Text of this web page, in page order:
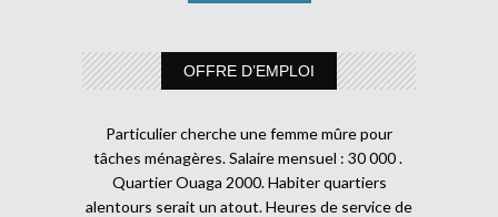
OFFRE D’EMPLOI
Particulier cherche une femme mûre pour
tâches ménagères. Salaire mensuel : 30 000 .
Quartier Ouaga 2000. Habiter quartiers
alentours serait un atout. Heures de service de